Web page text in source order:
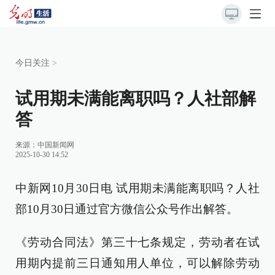
今日关注 >
试用期未满能离职吗？人社部解
答
来源： 中国新闻网
2025-10-30 14:52
中新网10月30日电 试用期未满能离职吗？人社
部10月30日通过官方微信公众号作出解答。
《劳动合同法》第三十七条规定，劳动者在试
用期内提前三日通知用人单位，可以解除劳动